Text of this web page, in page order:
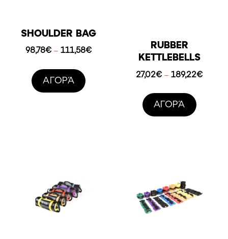
SHOULDER BAG
98,78€ – 111,58€Price
AΓΟΡΆ
RUBBER
KETTLEBELLS
27,02€ – 189,22€Price
AΓΟΡΆ